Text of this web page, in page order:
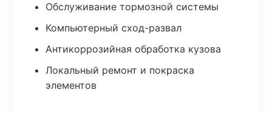
Обслуживание тормозной системы
Компьютерный сход-развал
Антикоррозийная обработка кузова
Локальный ремонт и покраска
элементов